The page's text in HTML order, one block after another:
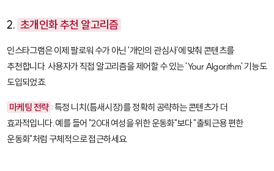
2. 초개인화 추천 알고리즘
인스타그램은 이제 팔로워 수가 아닌 '개인의 관심사'에 맞춰 콘텐츠를
추천합니다. 사용자가 직접 알고리즘을 제어할 수 있는 'Your Algorithm' 기능도
도입되었죠.
마케팅 전략 : 특정 니치(틈새시장)를 정확히 공략하는 콘텐츠가 더
효과적입니다. 예를 들어 "20대 여성을 위한 운동화"보다 "출퇴근용 편한
운동화"처럼 구체적으로 접근하세요.